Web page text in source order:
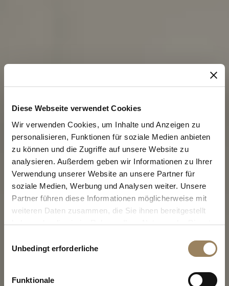
Diese Webseite verwendet Cookies
Wir verwenden Cookies, um Inhalte und Anzeigen zu
personalisieren, Funktionen für soziale Medien anbieten
zu können und die Zugriffe auf unsere Website zu
analysieren. Außerdem geben wir Informationen zu Ihrer
Verwendung unserer Website an unsere Partner für
soziale Medien, Werbung und Analysen weiter. Unsere
Partner führen diese Informationen möglicherweise mit
weiteren Daten zusammen, die Sie ihnen bereitgestellt
haben oder die sie im Rahmen Ihrer Nutzung der Dienste
Unbedingt erforderliche
Funktionale